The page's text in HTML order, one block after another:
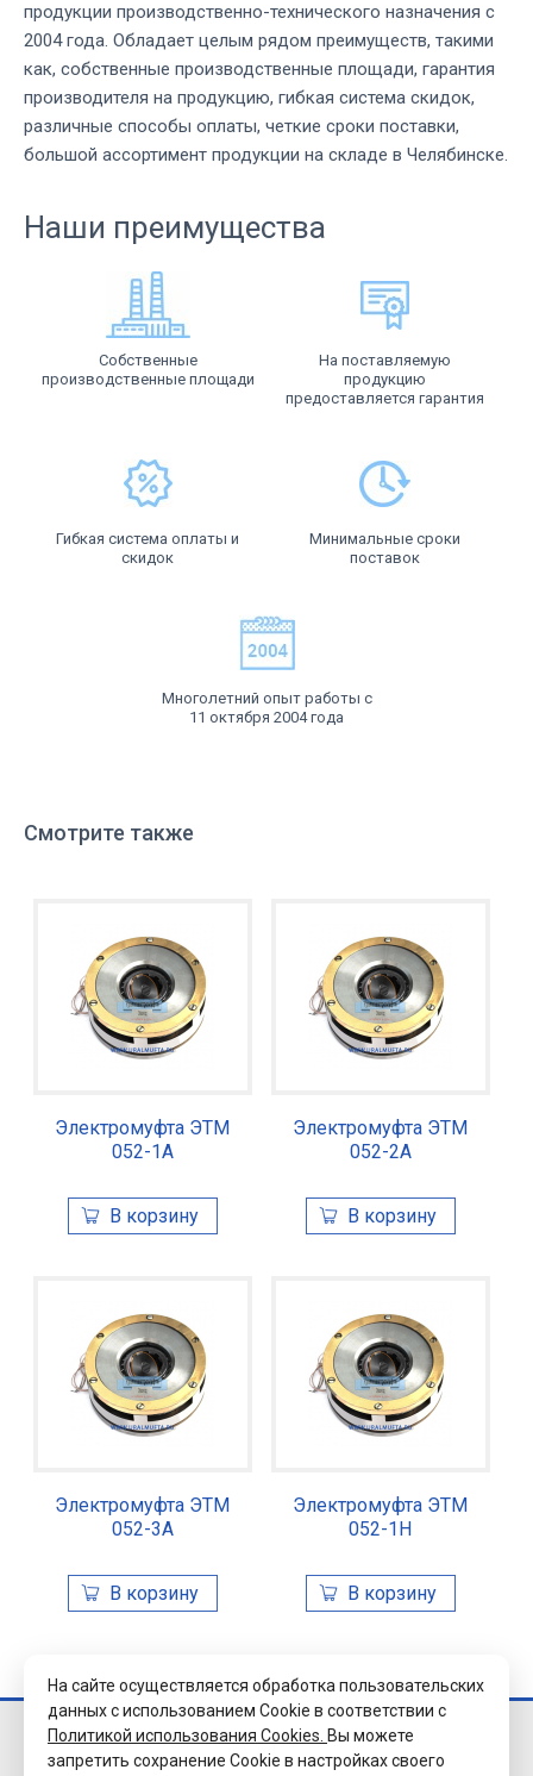
продукции производственно-технического назначения с
2004 года. Обладает целым рядом преимуществ, такими
как, собственные производственные площади, гарантия
производителя на продукцию, гибкая система скидок,
различные способы оплаты, четкие сроки поставки,
большой ассортимент продукции на складе в Челябинске.
Наши преимущества
Собственные
производственные площади
На поставляемую
продукцию
предоставляется гарантия
Гибкая система оплаты и
скидок
Минимальные сроки
поставок
Многолетний опыт работы с
11 октября 2004 года
Смотрите также
Электромуфта ЭТМ
052-1А
Электромуфта ЭТМ
052-2А
Электромуфта ЭТМ
052-3А
Электромуфта ЭТМ
052-1Н
© 2026 Завод
«Уралэлектромуфта»
На сайте осуществляется обработка пользовательских
данных с использованием Cookie в соответствии с
Политикой использования Cookies. Вы можете
запретить сохранение Cookie в настройках своего